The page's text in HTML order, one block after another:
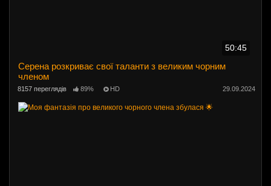
50:45
Серена розкриває свої таланти з великим чорним
членом
8157 переглядів 89% HD 29.09.2024